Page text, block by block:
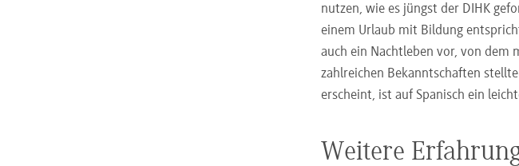
nutzen, wie es jüngst der DIHK
einem Urlaub mit Bildung
auch ein Nachtleben vor, von
zahlreichen Bekanntschaften
erscheint, ist auf Spanisch ein
Weitere